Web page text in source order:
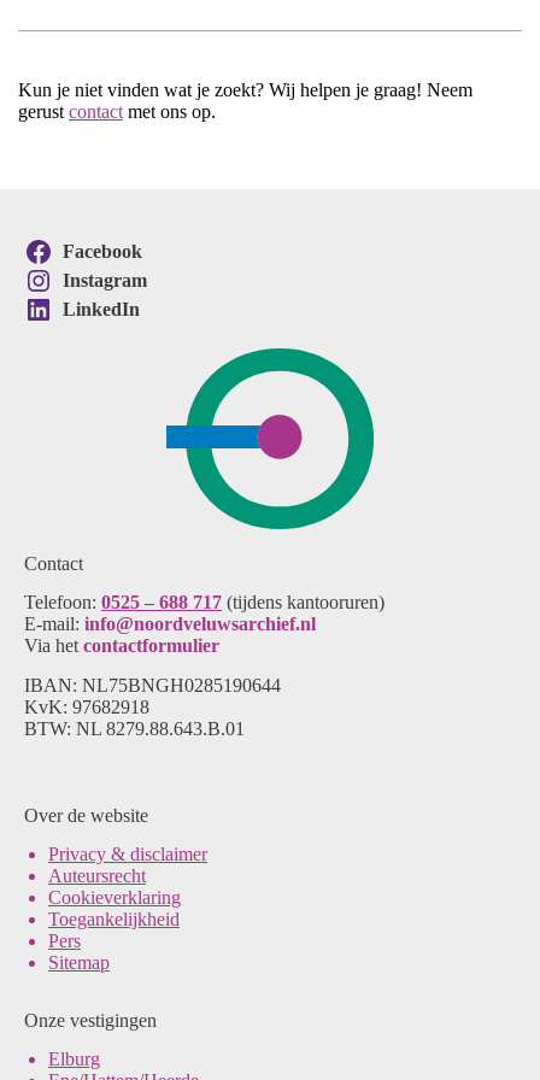
Kun je niet vinden wat je zoekt? Wij helpen je graag! Neem
gerust contact met ons op.
Contact
Telefoon: 0525 – 688 717 (tijdens kantooruren)
E-mail: info@noordveluwsarchief.nl
Via het contactformulier
IBAN: NL75BNGH0285190644
KvK: 97682918
BTW: NL 8279.88.643.B.01
Onze vestigingen
Elburg
Over de website
Privacy & disclaimer
Auteursrecht
Cookieverklaring
Toegankelijkheid
Pers
Sitemap
Facebook
Instagram
LinkedIn